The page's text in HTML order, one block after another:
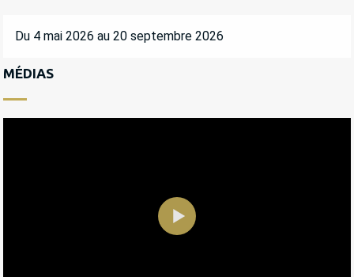
Du 4 mai 2026 au 20 septembre 2026
MÉDIAS